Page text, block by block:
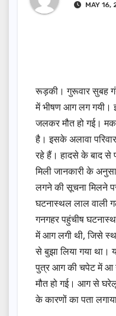
MAY 16,
रूड़की। गुरूवार सुबह
में भीषण आग लग गयी।
जलकर मौत हो गई।
है। इसके अलावा
रहे हैं। हादसे के बाद से
मिली जानकारी के
लगने की सूचना मिलने
घटनास्थल लाल वाली
गनगहर पहुंचीष
में आग लगी थी, जिसे
से बुझा लिया गया था।
पुत्र आग की चपेट में आ
मौत हो गई। आग से
के कारणों का पता